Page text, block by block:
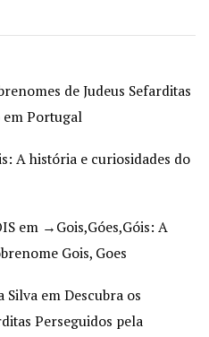
de Judeus Sefarditas
em Portugal
A história e curiosidades do
em →Gois,Góes,Góis: A
Gois, Goes
Silva emDescubra os
Perseguidos pela